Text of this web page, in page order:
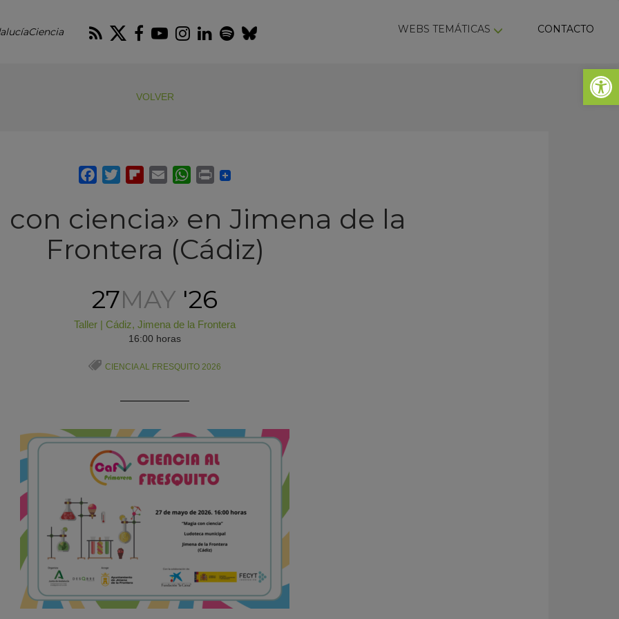
Abrir
RSS Twitter
Facebook
Youtube
Instagram
LinkedIn
Spotify
Bluesky WEBS TEMÁTICAS CONTACTO
VOLVER
con ciencia» en Jimena de la
Frontera (Cádiz)
27MAY '26
Taller | Cádiz, Jimena de la Frontera
16:00 horas
CIENCIA AL FRESQUITO 2026